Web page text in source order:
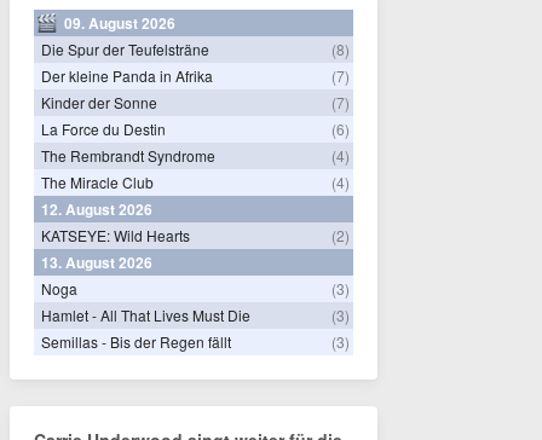
09. August 2026
Die Spur der Teufelsträne
(8)
Der kleine Panda in Afrika
(7)
Kinder der Sonne
(7)
La Force du Destin
(6)
The Rembrandt Syndrome
(4)
The Miracle Club
(4)
12. August 2026
KATSEYE: Wild Hearts (2)
13. August 2026
Noga
(3)
Hamlet - All That Lives Must Die
(3)
Semillas - Bis der Regen fällt
(3)